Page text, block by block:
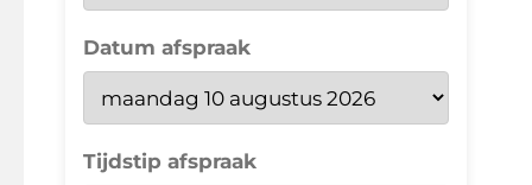
Datum afspraak
Tijdstip afspraak